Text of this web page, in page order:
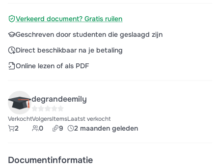
Verkeerd document? Gratis ruilen
Geschreven door studenten die geslaagd zijn
Direct beschikbaar na je betaling
Online lezen of als PDF
degrandeemily
Verkocht
2
Volgers
0
Items
9
Laatst verkocht
2 maanden geleden
Documentinformatie